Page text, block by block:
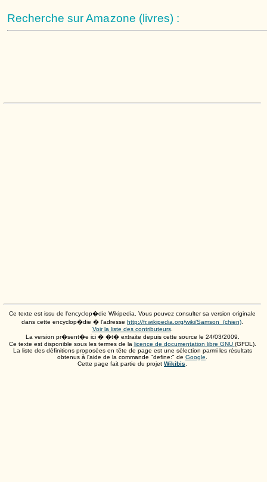
Recherche sur Amazone (livres) :
Ce texte est issu de l'encyclop�die Wikipedia. Vous pouvez consulter sa version originale
dans cette encyclop�die � l'adresse http://fr.wikipedia.org/wiki/Samson_(chien)
Voir la liste des contributeurs.
La version pr�sent�e ici � �t� extraite depuis cette source le 24/03/2009
Ce texte est disponible sous les termes de la licence de documentation libre GNU (GFDL).
La liste des définitions proposées en tête de page est une sélection parmi les résultats
obtenus à l'aide de la commande "define:" de Google
Cette page fait partie du projet Wikibis